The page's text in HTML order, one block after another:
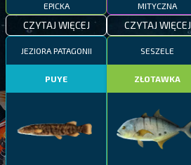
EPICKA
CZYTAJ WIĘCEJ
MITYCZNA
CZYTAJ WIĘCEJ
JEZIORA PATAGONII
PUYE
SESZELE
ZŁOTAWKA